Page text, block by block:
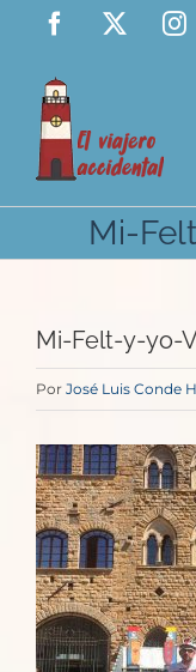
Saltar
contenido
Facebook
Mi-
Mi-Felt-y-yo-
Por José Luis Conde